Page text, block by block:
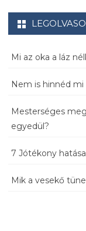
Mi az oka a láz
Nem is hinnéd
Mesterséges
egyedül?
7 Jótékony
Mik a vesekő